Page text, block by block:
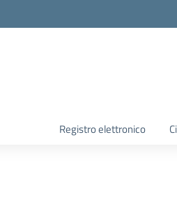
Registro elettronico